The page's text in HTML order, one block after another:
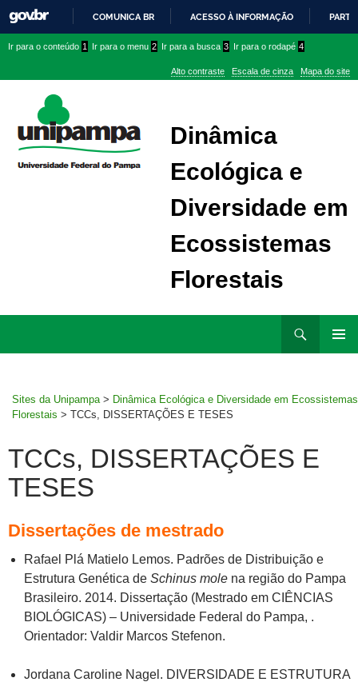
PARA
CONTEÚDO
COMUNICA BR ACESSO À INFORMAÇÃO
conteúdo
menu
superior
menu
Ir para o conteúdo 1 Ir para o menu 2 Ir para a busca 3 Ir para o rodapé 4
Alto contraste Escala de cinza Mapa do site
Dinâmica
Ecológica e
Diversidade em
Ecossistemas
Florestais
Sites da Unipampa > Dinâmica Ecológica e Diversidade em Ecossistemas
Florestais > TCCs, DISSERTAÇÕES E TESES
TCCs, DISSERTAÇÕES E
TESES
Dissertações de mestrado
Rafael Plá Matielo Lemos. Padrões de Distribuição e
Estrutura Genética de Schinus mole na região do Pampa
Brasileiro. 2014. Dissertação (Mestrado em CIÊNCIAS
BIOLÓGICAS) – Universidade Federal do Pampa, .
Orientador: Valdir Marcos Stefenon.
Jordana Caroline Nagel. DIVERSIDADE E ESTRUTURA